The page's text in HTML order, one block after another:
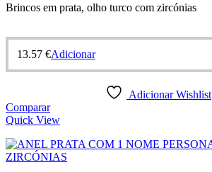
Brincos em prata, olho turco com zircónias
13.57 €Adicionar
Adicionar Wishlist
Comparar
Quick View